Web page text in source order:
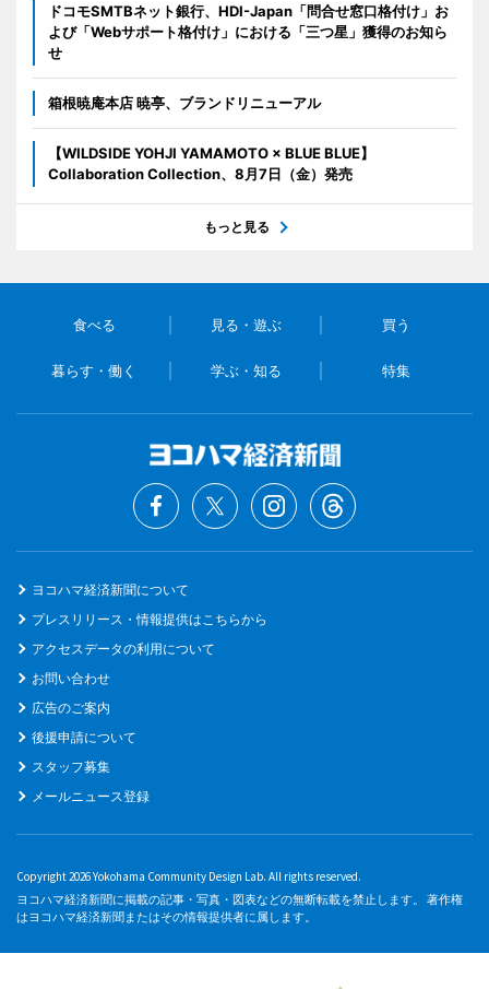
ドコモSMTBネット銀行、HDI-Japan「問合せ窓口格付け」お
よび「Webサポート格付け」における「三つ星」獲得のお知ら
せ
箱根暁庵本店 暁亭、ブランドリニューアル
【WILDSIDE YOHJI YAMAMOTO × BLUE BLUE】
Collaboration Collection、8月7日（金）発売
もっと見る
食べる 見る・遊ぶ 買う
暮らす・働く 学ぶ・知る 特集
ヨコハマ経済新聞について
プレスリリース・情報提供はこちらから
アクセスデータの利用について
お問い合わせ
広告のご案内
後援申請について
スタッフ募集
メールニュース登録
Copyright 2026 Yokohama Community Design Lab. All rights reserved.
ヨコハマ経済新聞に掲載の記事・写真・図表などの無断転載を禁止します。 著作権
はヨコハマ経済新聞またはその情報提供者に属します。